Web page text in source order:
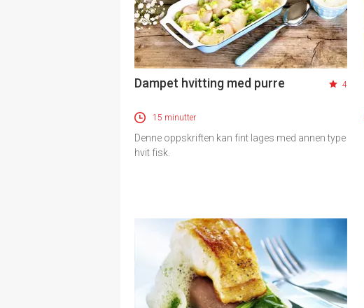
Dampet hvitting med purre 4
15 minutter
Denne oppskriften kan fint lages med annen type
hvit fisk.